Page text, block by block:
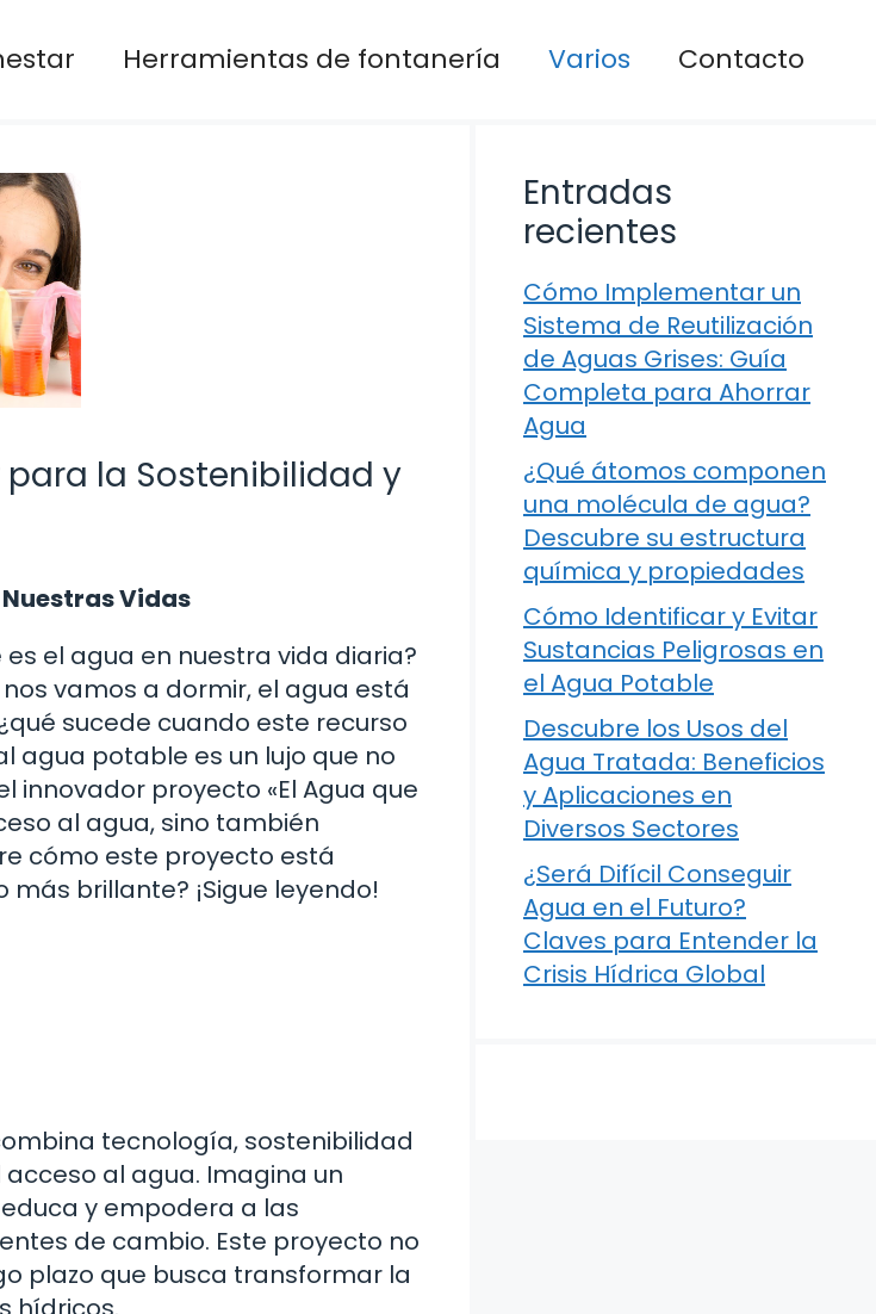
Herramientas de fontanería Varios Contacto
para la Sostenibilidad y
Vidas
el agua en nuestra vida diaria?
vamos a dormir, el agua está
sucede cuando este recurso
agua potable es un lujo que no
innovador proyecto «El Agua que
al agua, sino también
cómo este proyecto está
brillante? ¡Sigue leyendo!
tecnología, sostenibilidad
al agua. Imagina un
y empodera a las
de cambio. Este proyecto no
plazo que busca transformar la
Entradas
recientes
Cómo Implementar un
Sistema de Reutilización
de Aguas Grises: Guía
Completa para Ahorrar
Agua
¿Qué átomos componen
una molécula de agua?
Descubre su estructura
química y propiedades
Cómo Identificar y Evitar
Sustancias Peligrosas en
el Agua Potable
Descubre los Usos del
Agua Tratada: Beneficios
y Aplicaciones en
Diversos Sectores
¿Será Difícil Conseguir
Agua en el Futuro?
Claves para Entender la
Crisis Hídrica Global